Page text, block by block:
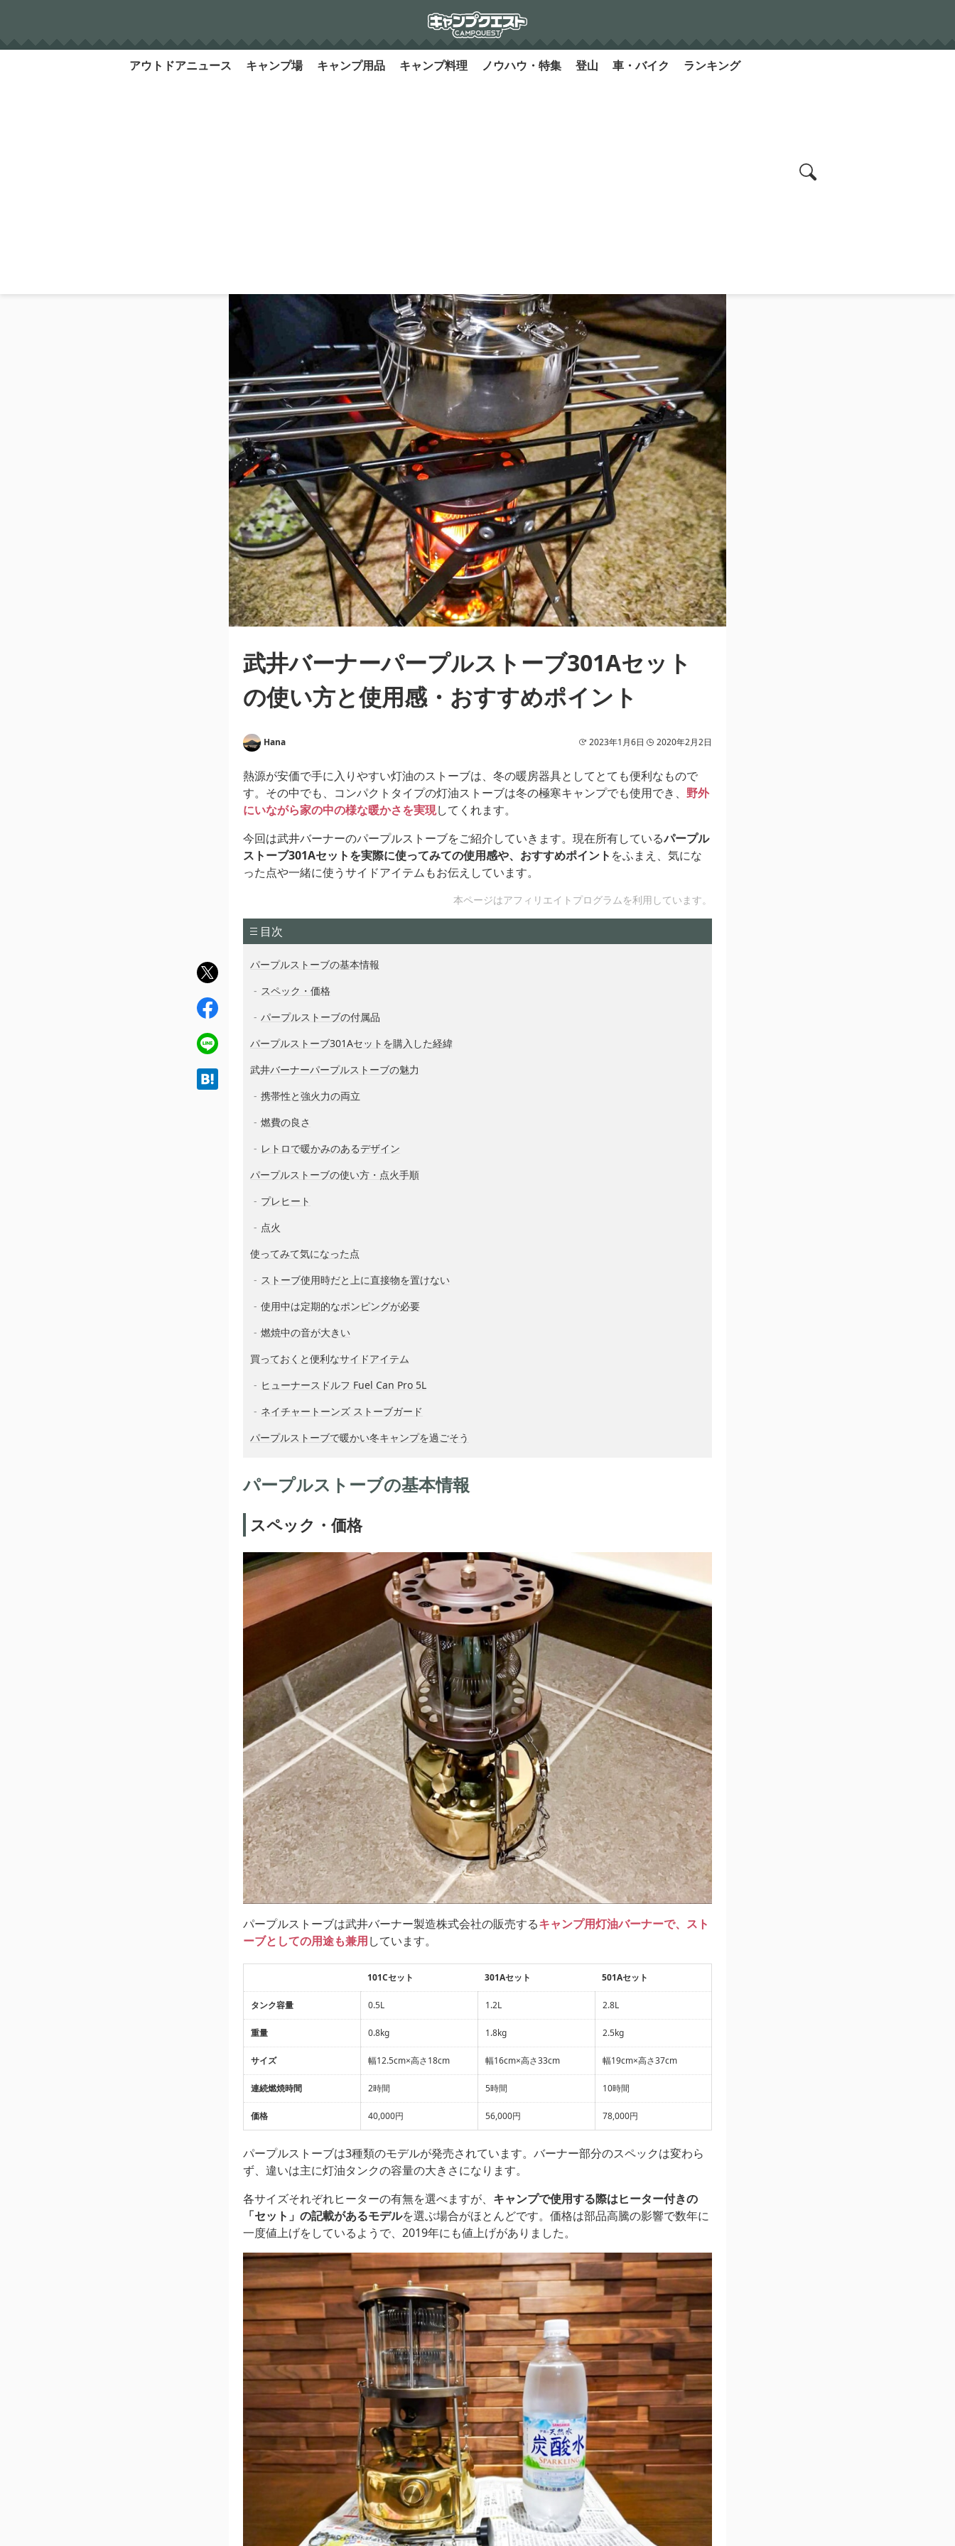
アウトドアニュース
キャンプ場 キャンプ用品 キャンプ料理 ノウハウ・特集 登山 車・バイク ランキング
search
武井バーナーパープルストーブ301Aセット
の使い方と使用感・おすすめポイント
Hana 2023年1月6日 2020年2月2日
熱源が安価で手に入りやすい灯油のストーブは、冬の暖房器具としてとても便利なもので
す。その中でも、コンパクトタイプの灯油ストーブは冬の極寒キャンプでも使用でき、 野外
にいながら家の中の様な暖かさを実現してくれます。
今回は武井バーナーのパープルストーブをご紹介していきます。現在所有しているパープル
ストーブ301Aセットを実際に使ってみての使用感や、おすすめポイント をふまえ、気にな
った点や一緒に使うサイドアイテムもお伝えしています。
本ページはアフィリエイトプログラムを利用しています。
目次
パープルストーブの基本情報
スペック・価格
パープルストーブの付属品
パープルストーブ301Aセットを購入した経緯
武井バーナーパープルストーブの魅力
携帯性と強火力の両立
燃費の良さ
レトロで暖かみのあるデザイン
パープルストーブの使い方・点火手順
プレヒート
点火
使ってみて気になった点
ストーブ使用時だと上に直接物を置けない
使用中は定期的なポンピングが必要
燃焼中の音が大きい
買っておくと便利なサイドアイテム
ヒューナースドルフ Fuel Can Pro 5L
ネイチャートーンズ ストーブガード
パープルストーブで暖かい冬キャンプを過ごそう
パープルストーブの基本情報
スペック・価格
パープルストーブは武井バーナー製造株式会社の販売するキャンプ用灯油バーナーで、スト
ーブとしての用途も兼用しています。
101Cセット 301Aセット 501Aセット
タンク容量 0.5L 1.2L 2.8L
重量 0.8kg 1.8kg 2.5kg
サイズ 幅12.5cm×高さ18cm 幅16cm×高さ33cm 幅19cm×高さ37cm
連続燃焼時間 2時間 5時間 10時間
価格 40,000円 56,000円 78,000円
パープルストーブは3種類のモデルが発売されています。バーナー部分のスペックは変わら
ず、違いは主に灯油タンクの容量の大きさになります。
各サイズそれぞれヒーターの有無を選べますが、 キャンプで使用する際はヒーター付きの
「セット」の記載があるモデルを選ぶ場合がほとんどです。価格は部品高騰の影響で数年に
一度値上げをしているようで、2019年にも値上げがありました。
twit
ter
fac
ebo
ok
line
hat
ena